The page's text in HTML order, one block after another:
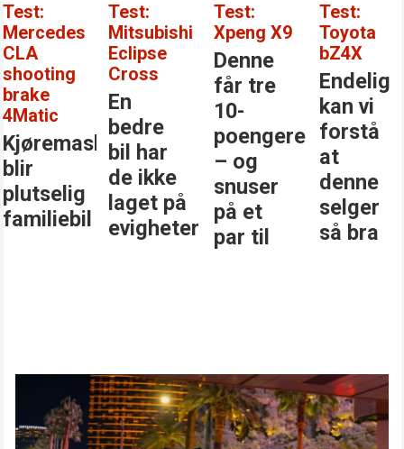
Test:
Mercedes
CLA
shooting
brake
4Matic
Kjøremaskinen
blir
plutselig
familiebil
Test:
Mitsubishi
Eclipse
Cross
En
bedre
bil har
de ikke
laget på
evigheter
Test:
Xpeng X9
Denne
får tre
10-
poengere
– og
snuser
på et
par til
Test:
Toyota
bZ4X
Endelig
kan vi
forstå
at
denne
selger
så bra